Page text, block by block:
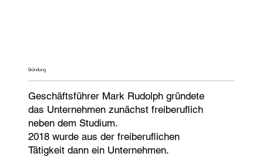
Gründung
Geschäftsführer Mark Rudolph gründete
das Unternehmen zunächst freiberuflich
neben dem Studium.
2018 wurde aus der freiberuflichen
Tätigkeit dann ein Unternehmen.